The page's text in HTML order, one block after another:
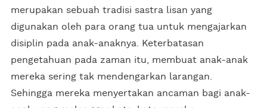
merupakan sebuah tradisi sastra lisan yang
digunakan oleh para orang tua untuk mengajarkan
disiplin pada anak-anaknya. Keterbatasan
pengetahuan pada zaman itu, membuat anak-anak
mereka sering tak mendengarkan larangan.
Sehingga mereka menyertakan ancaman bagi anak-